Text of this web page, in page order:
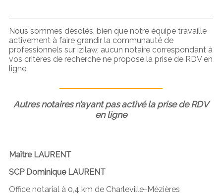
Nous sommes désolés, bien que notre équipe travaille
activement à faire grandir la communauté de
professionnels sur izilaw, aucun notaire correspondant à
vos critères de recherche ne propose la prise de RDV en
ligne.
Autres notaires n’ayant pas activé la prise de RDV
en ligne
Maître LAURENT
SCP Dominique LAURENT
Office notarial à 0,4 km de Charleville-Mézières